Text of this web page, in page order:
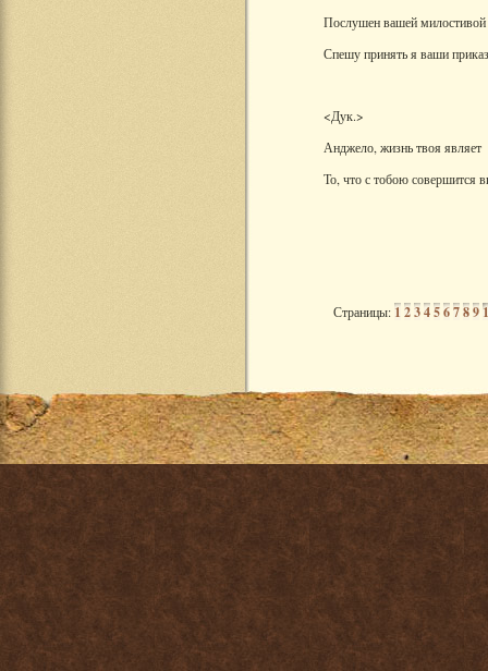
Послушен вашей милостивой
Спешу принять я ваши
<Дук.>
Анджело, жизнь твоя являет
То, что с тобою совершится
Страницы:1 23456789